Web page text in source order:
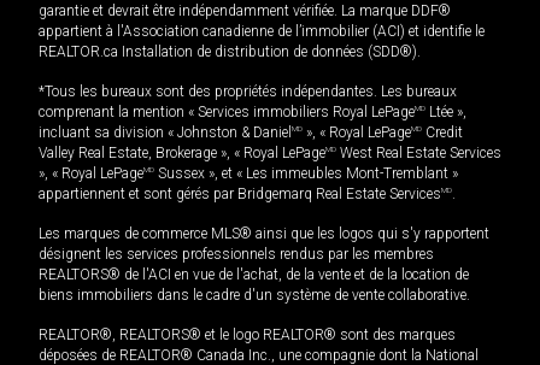
garantie et devrait être indépendamment vérifiée. La marque DDF®
appartient à l'Association canadienne de l’immobilier (ACI) et identifie le
REALTOR.ca Installation de distribution de données (SDD®).
*Tous les bureaux sont des propriétés indépendantes. Les bureaux
comprenant la mention « Services immobiliers Royal LePageMD Ltée »,
incluant sa division « Johnston & Daniel MD », « Royal LePageMD Credit
Valley Real Estate, Brokerage », « Royal LePageMD West Real Estate Services
», « Royal LePageMD Sussex », et « Les immeubles Mont-Tremblant »
appartiennent et sont gérés par Bridgemarq Real Estate ServicesMD
Les marques de commerce MLS® ainsi que les logos qui s'y rapportent
désignent les services professionnels rendus par les membres
REALTORS® de l'ACI en vue de l'achat, de la vente et de la location de
biens immobiliers dans le cadre d'un système de vente collaborative.
REALTOR®, REALTORS® et le logo REALTOR® sont des marques
déposées de REALTOR® Canada Inc., une compagnie dont la National